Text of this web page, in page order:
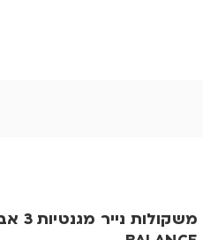
משקולות